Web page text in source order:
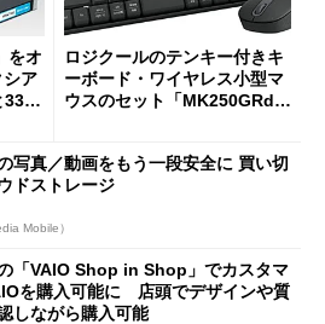
をオ
シア
332
ロジクールのテンキー付きキ
ーボード・ワイヤレス小型マ
ウスのセット「MK250GRd」
写真／動画をもう一段安全に 買い切
ドストレージ
Mobile）
「VAIO Shop in Shop」でカスタマ
を購入可能に 店頭でデザインや質
しながら購入可能